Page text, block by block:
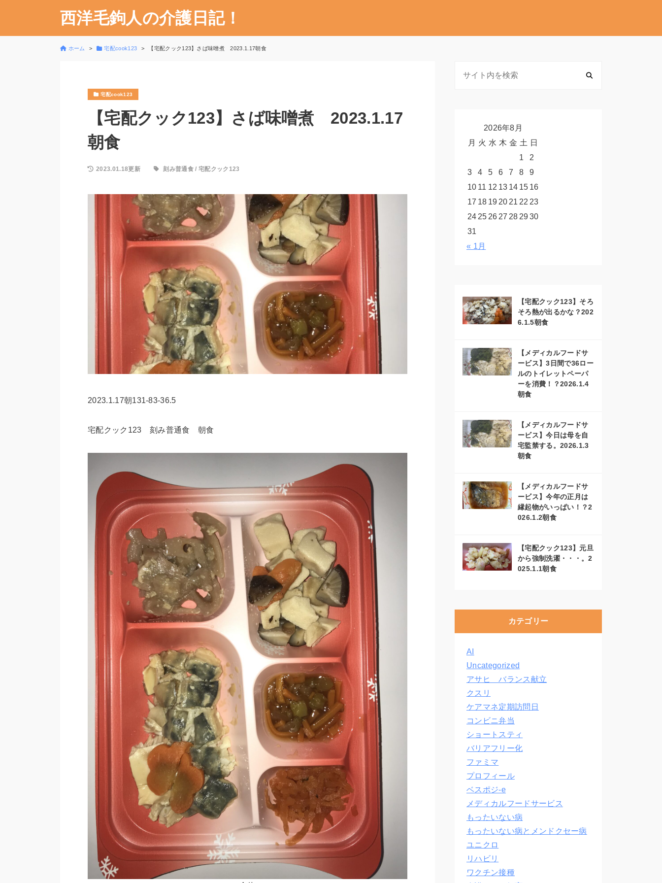
西洋毛鉤人の介護日記！
ホーム 宅配cook123 【宅配クック123】さば味噌煮 2023.1.17朝食
宅配cook123
【宅配クック123】さば味噌煮 2023.1.17
朝食
2023.01.18更新 刻み普通食 /宅配クック123
2023.1.17朝131-83-36.5
宅配クック123 刻み普通食 朝食
2026年8月
月 火 水 木 金 土 日
1
2
3
4 5 6 7 8
9
10 11 12 13 14 15 16
17 18 19 20 21 22 23
24 25 26 27 28 2930
31
« 1月
【宅配クック123】そろ
そろ熱が出るかな？202
6.1.5朝食
【メディカルフードサ
ービス】3日間で36ロー
ルのトイレットペーパ
ーを消費！？2026.1.4
朝食
【メディカルフードサ
ービス】今日は母を自
宅監禁する。2026.1.3
朝食
【メディカルフードサ
ービス】今年の正月は
縁起物がいっぱい！？2
026.1.2朝食
【宅配クック123】元旦
から強制洗濯・・・。2
025.1.1朝食
カテゴリー
AI
Uncategorized
アサヒ バランス献立
クスリ
ケアマネ定期訪問日
コンビニ弁当
ショートスティ
バリアフリー化
ファミマ
プロフィール
ベスポジ-e
メディカルフードサービス
もったいない病
もったいない病とメンドクセー病
ユニクロ
リハビリ
ワクチン接種